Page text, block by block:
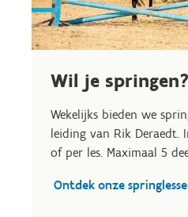
Wil je springen?
Wekelijks bieden we
leiding van Rik Deraedt.
of per les. Maximaal 5
Ontdek onze